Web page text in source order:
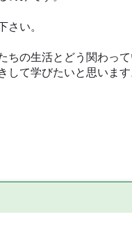
さい。
ちの生活とどう関わっ
して学びたいと思いま